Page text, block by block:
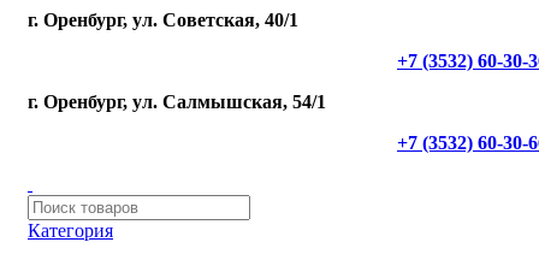
г. Оренбург, ул. Советская, 40/1
+7 (3532) 60-30-
г. Оренбург, ул. Салмышская, 54/1
+7 (3532) 60-30-
Категория